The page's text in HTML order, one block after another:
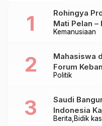
Kemanusiaan
Rohingya
Mati Pelan –
Politik
Mahasiswa
Forum
Berita Bidik
Saudi
Indonesia
Baru Sampai